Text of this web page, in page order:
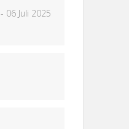
- 06 Juli 2025